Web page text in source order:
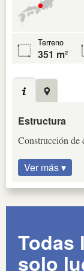
Terreno
351 m²
Estructura
Construcción de
Ver más ▾
Todas
solo